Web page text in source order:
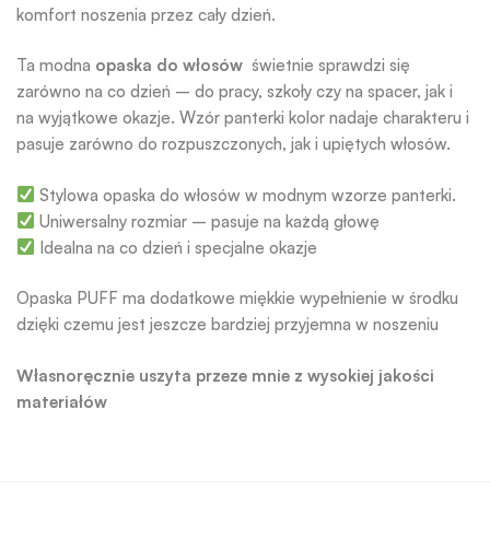
komfort noszenia przez cały dzień.
Ta modna opaska do włosów świetnie sprawdzi się
zarówno na co dzień – do pracy, szkoły czy na spacer, jak i
na wyjątkowe okazje. Wzór panterki kolor nadaje charakteru i
pasuje zarówno do rozpuszczonych, jak i upiętych włosów.
Stylowa opaska do włosów w modnym wzorze panterki.
Uniwersalny rozmiar – pasuje na każdą głowę
Idealna na co dzień i specjalne okazje
Opaska PUFF ma dodatkowe miękkie wypełnienie w środku
dzięki czemu jest jeszcze bardziej przyjemna w noszeniu
Własnoręcznie uszyta przeze mnie z wysokiej jakości
materiałów